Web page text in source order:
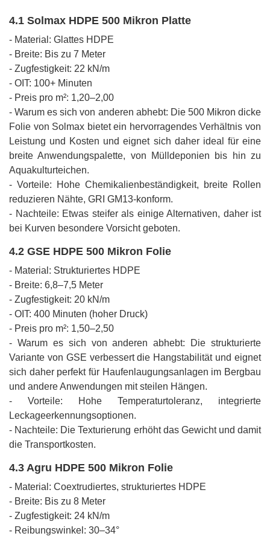
4.1 Solmax HDPE 500 Mikron Platte
- Material: Glattes HDPE
- Breite: Bis zu 7 Meter
- Zugfestigkeit: 22 kN/m
- OIT: 100+ Minuten
- Preis pro m²: 1,20–2,00
- Warum es sich von anderen abhebt: Die 500 Mikron dicke
Folie von Solmax bietet ein hervorragendes Verhältnis von
Leistung und Kosten und eignet sich daher ideal für eine
breite Anwendungspalette, von Mülldeponien bis hin zu
Aquakulturteichen.
- Vorteile: Hohe Chemikalienbeständigkeit, breite Rollen
reduzieren Nähte, GRI GM13-konform.
- Nachteile: Etwas steifer als einige Alternativen, daher ist
bei Kurven besondere Vorsicht geboten.
4.2 GSE HDPE 500 Mikron Folie
- Material: Strukturiertes HDPE
- Breite: 6,8–7,5 Meter
- Zugfestigkeit: 20 kN/m
- OIT: 400 Minuten (hoher Druck)
- Preis pro m²: 1,50–2,50
- Warum es sich von anderen abhebt: Die strukturierte
Variante von GSE verbessert die Hangstabilität und eignet
sich daher perfekt für Haufenlaugungsanlagen im Bergbau
und andere Anwendungen mit steilen Hängen.
- Vorteile: Hohe Temperaturtoleranz, integrierte
Leckageerkennungsoptionen.
- Nachteile: Die Texturierung erhöht das Gewicht und damit
die Transportkosten.
4.3 Agru HDPE 500 Mikron Folie
- Material: Coextrudiertes, strukturiertes HDPE
- Breite: Bis zu 8 Meter
- Zugfestigkeit: 24 kN/m
- Reibungswinkel: 30–34°